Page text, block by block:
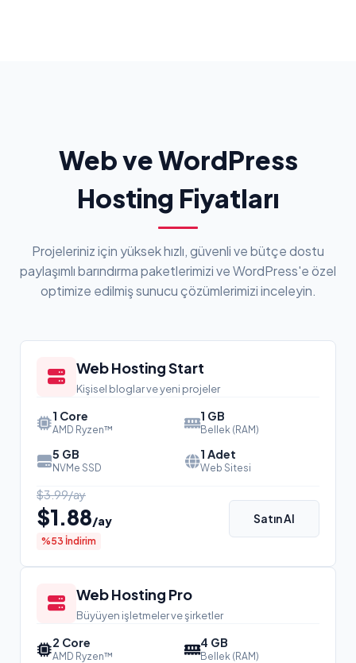
Web ve WordPress
Hosting Fiyatları
Projeleriniz için yüksek hızlı, güvenli ve bütçe dostu
paylaşımlı barındırma paketlerimizi ve WordPress'e özel
optimize edilmiş sunucu çözümlerimizi inceleyin.
Web Hosting Start
Kişisel bloglar ve yeni projeler
1 Core
AMD Ryzen™
1 GB
Bellek (RAM)
5 GB
NVMe SSD
1 Adet
Web Sitesi
$3.99/ay
$1.88/ay
%53 İndirim
Satın Al
Web Hosting Pro
Büyüyen işletmeler ve şirketler
2 Core
AMD Ryzen™
4 GB
Bellek (RAM)